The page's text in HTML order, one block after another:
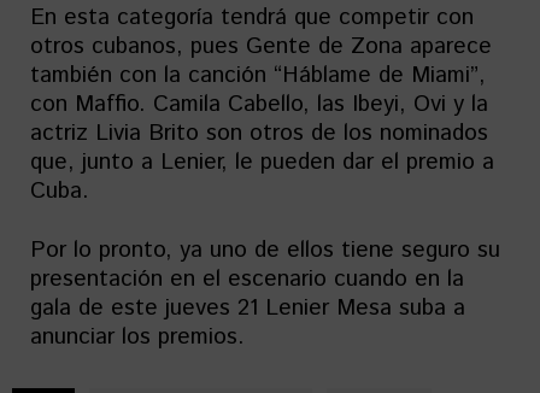
En esta categoría tendrá que competir con
otros cubanos, pues Gente de Zona aparece
también con la canción “Háblame de Miami”,
con Maffio. Camila Cabello, las Ibeyi, Ovi y la
actriz Livia Brito son otros de los nominados
que, junto a Lenier, le pueden dar el premio a
Cuba.
Por lo pronto, ya uno de ellos tiene seguro su
presentación en el escenario cuando en la
gala de este jueves 21 Lenier Mesa suba a
anunciar los premios.